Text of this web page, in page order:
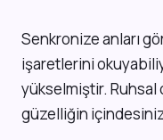
Senkronize anları
işaretlerini
yükselmiştir. Ruhsal
güzelliğin